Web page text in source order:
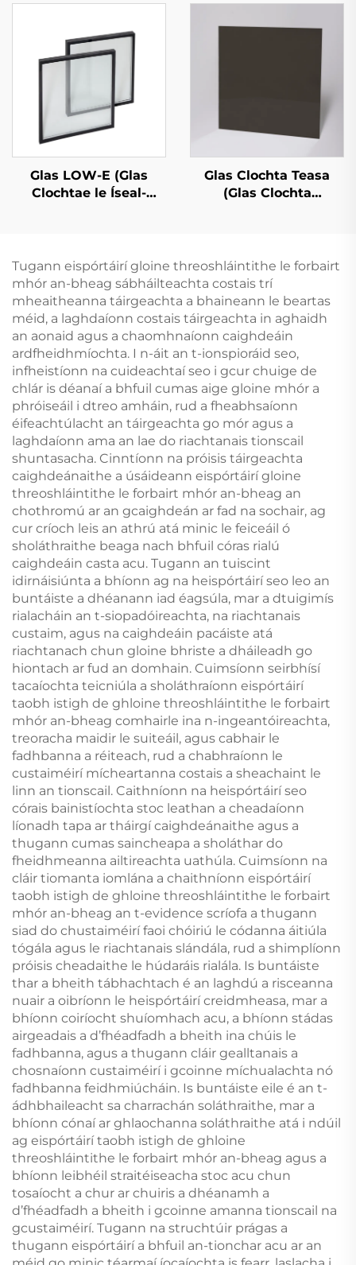
Glas LOW-E (Glas
Clochtae le Íseal-
Glas Clochta Teasa
(Glas Clochta
Tugann eispórtáirí gloine threoshláintithe le forbairt
mhór an-bheag sábháilteachta costais trí
mheaitheanna táirgeachta a bhaineann le beartas
méid, a laghdaíonn costais táirgeachta in aghaidh
an aonaid agus a chaomhnaíonn caighdeáin
ardfheidhmíochta. I n-áit an t-ionspioráid seo,
infheistíonn na cuideachtaí seo i gcur chuige de
chlár is déanaí a bhfuil cumas aige gloine mhór a
phróiseáil i dtreo amháin, rud a fheabhsaíonn
éifeachtúlacht an táirgeachta go mór agus a
laghdaíonn ama an lae do riachtanais tionscail
shuntasacha. Cinntíonn na próisis táirgeachta
caighdeánaithe a úsáideann eispórtáirí gloine
threoshláintithe le forbairt mhór an-bheag an
chothromú ar an gcaighdeán ar fad na sochair, ag
cur críoch leis an athrú atá minic le feiceáil ó
sholáthraithe beaga nach bhfuil córas rialú
caighdeáin casta acu. Tugann an tuiscint
idirnáisiúnta a bhíonn ag na heispórtáirí seo leo an
buntáiste a dhéanann iad éagsúla, mar a dtuigimís
rialacháin an t-siopadóireachta, na riachtanais
custaim, agus na caighdeáin pacáiste atá
riachtanach chun gloine bhriste a dháileadh go
hiontach ar fud an domhain. Cuimsíonn seirbhísí
tacaíochta teicniúla a sholáthraíonn eispórtáirí
taobh istigh de ghloine threoshláintithe le forbairt
mhór an-bheag comhairle ina n-ingeantóireachta,
treoracha maidir le suiteáil, agus cabhair le
fadhbanna a réiteach, rud a chabhraíonn le
custaiméirí mícheartanna costais a sheachaint le
linn an tionscail. Caithníonn na heispórtáirí seo
córais bainistíochta stoc leathan a cheadaíonn
líonadh tapa ar tháirgí caighdeánaithe agus a
thugann cumas saincheapa a sholáthar do
fheidhmeanna ailtireachta uathúla. Cuimsíonn na
cláir tiomanta iomlána a chaithníonn eispórtáirí
taobh istigh de ghloine threoshláintithe le forbairt
mhór an-bheag an t-evidence scríofa a thugann
siad do chustaiméirí faoi chóiriú le códanna áitiúla
tógála agus le riachtanais slándála, rud a shimplíonn
próisis cheadaithe le húdaráis rialála. Is buntáiste
thar a bheith tábhachtach é an laghdú a risceanna
nuair a oibríonn le heispórtáirí creidmheasa, mar a
bhíonn coiríocht shuíomhach acu, a bhíonn stádas
airgeadais a d’fhéadfadh a bheith ina chúis le
fadhbanna, agus a thugann cláir gealltanais a
chosnaíonn custaiméirí i gcoinne míchualachta nó
fadhbanna feidhmiúcháin. Is buntáiste eile é an t-
ádhbhaileacht sa charrachán soláthraithe, mar a
bhíonn cónaí ar ghlaochanna soláthraithe atá i ndúil
ag eispórtáirí taobh istigh de ghloine
threoshláintithe le forbairt mhór an-bheag agus a
bhíonn leibhéil straitéiseacha stoc acu chun
tosaíocht a chur ar chuiris a dhéanamh a
d’fhéadfadh a bheith i gcoinne amanna tionscail na
gcustaiméirí. Tugann na struchtúir prágas a
thugann eispórtáirí a bhfuil an-tionchar acu ar an